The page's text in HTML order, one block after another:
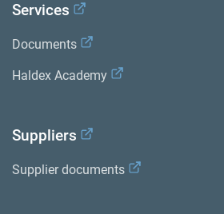
Services
Documents
Haldex Academy
Suppliers
Supplier documents